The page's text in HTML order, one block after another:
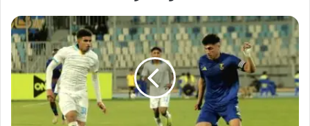
كهرباء
الاسماعيلي
يخطف
تعادلا
قاتلآ
امام